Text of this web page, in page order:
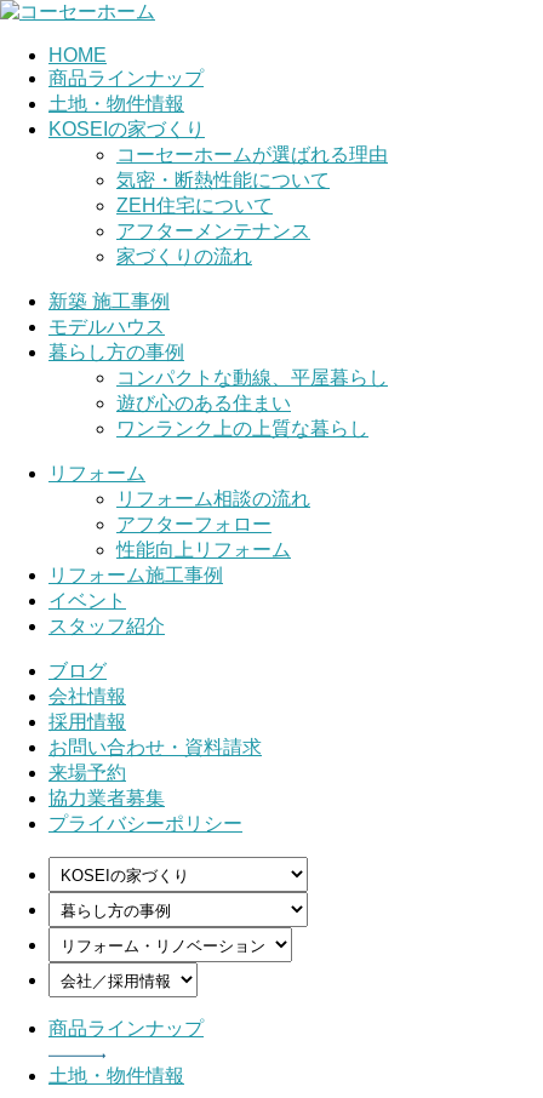
HOME
商品ラインナップ
土地・物件情報
KOSEIの家づくり
コーセーホームが選ばれる理由
気密・断熱性能について
ZEH住宅について
アフターメンテナンス
家づくりの流れ
新築 施工事例
モデルハウス
暮らし方の事例
コンパクトな動線、平屋暮らし
遊び心のある住まい
ワンランク上の上質な暮らし
リフォーム
リフォーム相談の流れ
アフターフォロー
性能向上リフォーム
リフォーム施工事例
イベント
スタッフ紹介
ブログ
会社情報
採用情報
お問い合わせ・資料請求
来場予約
協力業者募集
プライバシーポリシー
商品ラインナップ
土地・物件情報